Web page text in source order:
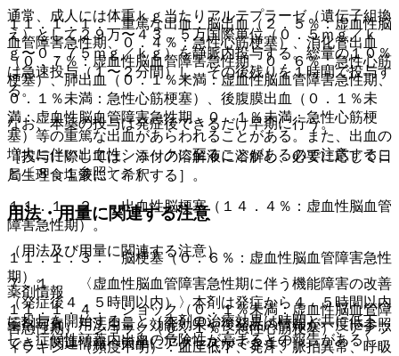
１１．１．１． 重篤な出血：脳出血（２．５％：虚血性脳
血管障害急性期、０．４％：急性心筋梗塞）、消化管出血
（０．７％：虚血性脳血管障害急性期、０．６％：急性心筋
梗塞）、肺出血（０．１％未満：虚血性脳血管障害急性期、
０．１％未満：急性心筋梗塞）、後腹膜出血（０．１％未
満：虚血性脳血管障害急性期、０．１％未満：急性心筋梗
塞）等の重篤な出血があらわれることがある。また、出血の
増大に伴い出血性ショックに至ることがあるので注意するこ
と〔８．１参照〕。
１１．１．２． 出血性脳梗塞（１４．４％：虚血性脳血管
障害急性期）。
１１．１．３． 脳梗塞（０．６％：虚血性脳血管障害急性
期）。
１１．１．４． ショック（０．１％未満：虚血性脳血管障
害急性期）、ショック（０．１％：急性心筋梗塞）、アナフ
ィラキシー（頻度不明）：血圧低下、発汗、脈拍異常、呼吸
通常、成人には体重ｋｇ当たりアルテプラーゼ（遺伝子組換
え）として２９万〜４３．５万国際単位（０．５ｍｇ／ｋ
ｇ〜０．７５ｍｇ／ｋｇ）を静脈内投与する。総量の１０％
は急速投与（１〜２分間）し、その後残りを１時間で投与す
る。
なお、本薬の投与は発症後できるだけ早期に行う。
［投与に際しては、添付の溶解液に溶解し、必要に応じて日
局生理食塩液にて希釈する］。
用法・用量に関連する注意
（用法及び用量に関連する注意）
７．１． 〈虚血性脳血管障害急性期に伴う機能障害の改善
（発症後４．５時間以内）〉本剤は発症から４．５時間以内
に投与を開始すること（本剤の治療効果は時間と共に低下
し、症候性頭蓋内出血の危険性が高まるとの報告がある）。
薬剤情報
薬剤写真、用法用量、効能効果や後発品の情報が一度に参照
でき、関連情報へ簡単にアクセスができます。